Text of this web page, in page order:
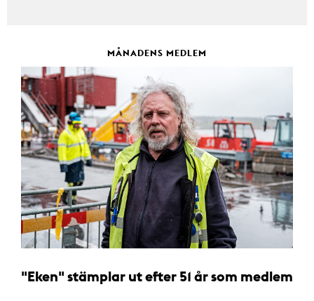
MÅNADENS MEDLEM
"Eken" stämplar ut efter 51 år som medlem